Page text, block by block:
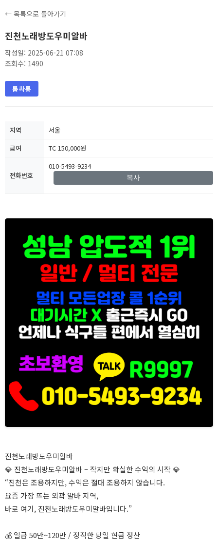
← 목록으로 돌아가기
진천노래방도우미알바
작성일: 2025-06-21 07:08
조회수: 1490
룸싸롱
지역
서울
급여
TC 150,000원
전화번호
010-5493-9234
복사
진천노래방도우미알바
💎 진천노래방도우미알바 – 작지만 확실한 수익의 시작 💎
“진천은 조용하지만, 수익은 절대 조용하지 않습니다.
요즘 가장 뜨는 외곽 알바 지역,
바로 여기, 진천노래방도우미알바입니다.”
💰 일급 50만~120만 / 정직한 당일 현금 정산